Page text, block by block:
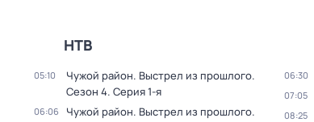
НТВ
05:10 Чужой район. Выстрел из прошлого.
Сезон 4. Серия 1-я
06:06 Чужой район. Выстрел из прошлого.
06:30
07:05
08:25